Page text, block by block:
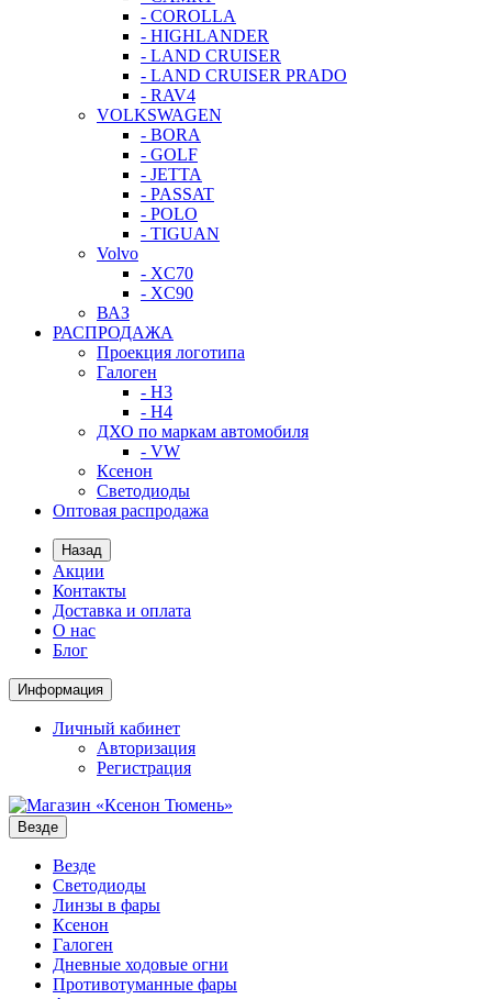
- COROLLA
- HIGHLANDER
- LAND CRUISER
- LAND CRUISER PRADO
- RAV4
VOLKSWAGEN
- BORA
- GOLF
- JETTA
- PASSAT
- POLO
- TIGUAN
Volvo
- XC70
- XC90
ВАЗ
РАСПРОДАЖА
Проекция логотипа
Галоген
- H3
- H4
ДХО по маркам автомобиля
- VW
Ксенон
Светодиоды
Оптовая распродажа
Назад
Акции
Контакты
Доставка и оплата
О нас
Блог
Информация
Личный кабинет
Авторизация
Регистрация
Везде
Везде
Светодиоды
Линзы в фары
Ксенон
Галоген
Дневные ходовые огни
Противотуманные фары